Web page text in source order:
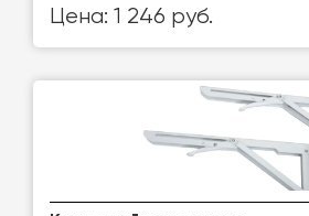
Цена: 1 246 руб.